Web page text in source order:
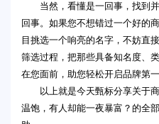
当然，看懂是一回事，找到
回事。如果您不想错过一个好的
目挑选一个响亮的名字，不妨直
筛选过程，把那些具备知名度、
在您面前，助您轻松开启品牌第一
以上就是今天甄标分享关于
温饱，有人却能一夜暴富？的全